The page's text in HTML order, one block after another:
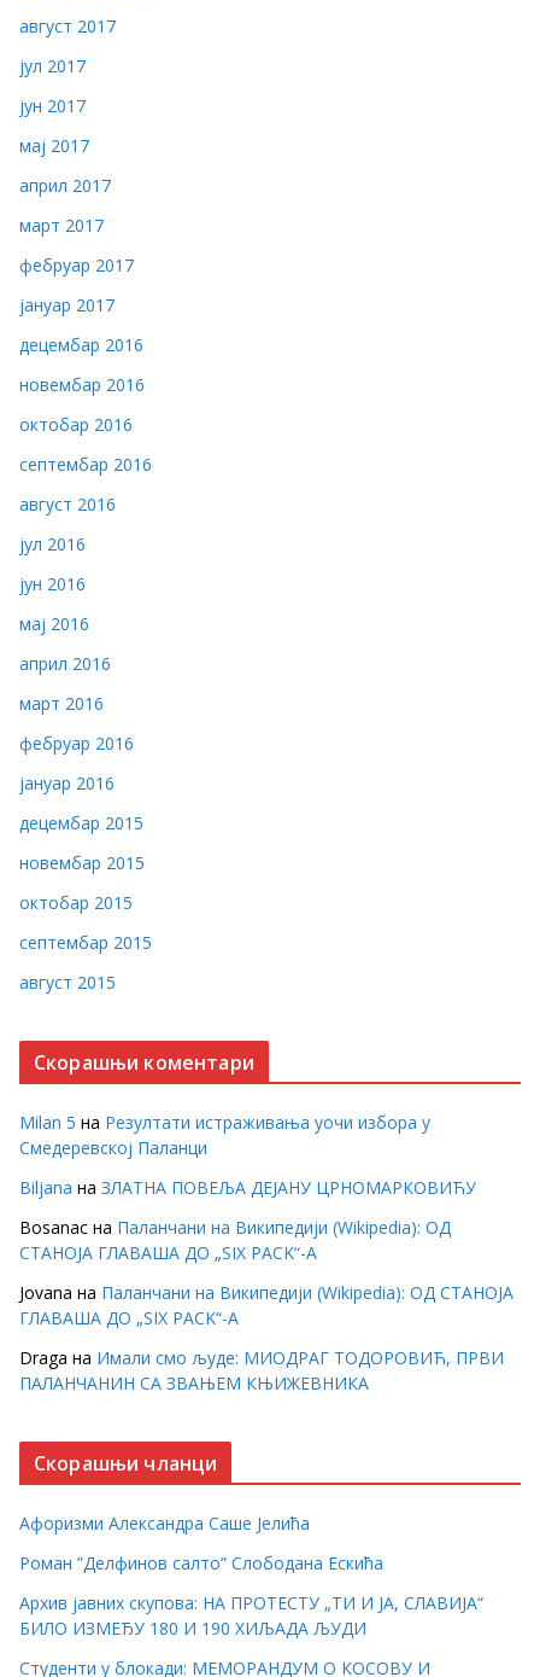
август 2017
јул 2017
јун 2017
мај 2017
април 2017
март 2017
фебруар 2017
јануар 2017
децембар 2016
новембар 2016
октобар 2016
септембар 2016
август 2016
јул 2016
јун 2016
мај 2016
април 2016
март 2016
фебруар 2016
јануар 2016
децембар 2015
новембар 2015
октобар 2015
септембар 2015
август 2015
Скорашњи коментари
Milan 5 на Резултати истраживања уочи избора у
Смедеревској Паланци
Biljana на ЗЛАТНА ПОВЕЉА ДЕЈАНУ ЦРНОМАРКОВИЋУ
Bosanac на Паланчани на Википедији (Wikipedia): ОД
СТАНОЈА ГЛАВАША ДО „SIX PACK“-А
Jovana на Паланчани на Википедији (Wikipedia): ОД СТАНОЈА
ГЛАВАША ДО „SIX PACK“-А
Draga на Имали смо људе: МИОДРАГ ТОДОРОВИЋ, ПРВИ
ПАЛАНЧАНИН СА ЗВАЊЕМ КЊИЖЕВНИКА
Скорашњи чланци
Афоризми Александра Саше Јелића
Роман ”Делфинов салто” Слободана Ескића
Архив јавних скупова: НА ПРОТЕСТУ „ТИ И ЈА, СЛАВИЈА“
БИЛО ИЗМЕЂУ 180 И 190 ХИЉАДА ЉУДИ
Студенти у блокади: МЕМОРАНДУМ О КОСОВУ И